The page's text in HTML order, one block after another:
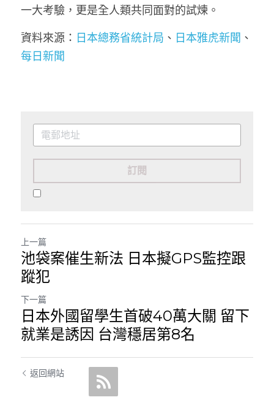
一大考驗，更是全人類共同面對的試煉。
資料來源： 日本總務省統計局 、 日本雅虎新聞 、
每日新聞
訂閱
上一篇
池袋案催生新法 日本擬GPS監控跟
蹤犯
下一篇
日本外國留學生首破40萬大關 留下
就業是誘因 台灣穩居第8名
返回網站